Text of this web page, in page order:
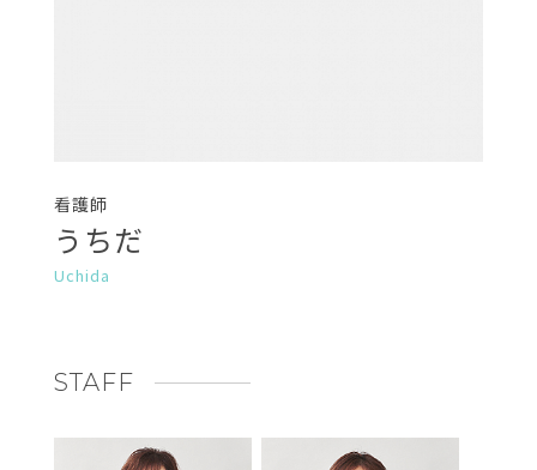
看護師
うちだ
Uchida
STAFF